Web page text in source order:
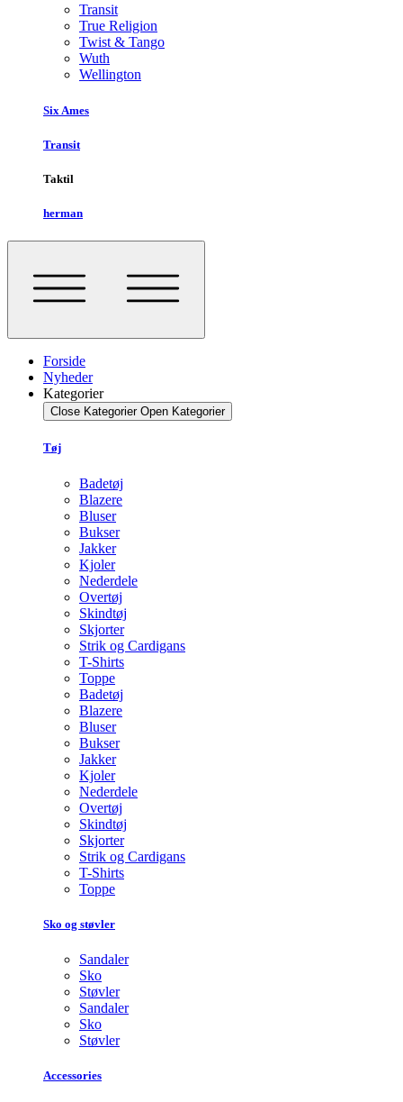
Transit
True Religion
Twist & Tango
Wuth
Wellington
Six Ames
Transit
Taktil
herman
Forside
Nyheder
Kategorier
Close Kategorier Open Kategorier
Tøj
Badetøj
Blazere
Bluser
Bukser
Jakker
Kjoler
Nederdele
Overtøj
Skindtøj
Skjorter
Strik og Cardigans
T-Shirts
Toppe
Badetøj
Blazere
Bluser
Bukser
Jakker
Kjoler
Nederdele
Overtøj
Skindtøj
Skjorter
Strik og Cardigans
T-Shirts
Toppe
Sko og støvler
Sandaler
Sko
Støvler
Sandaler
Sko
Støvler
Accessories